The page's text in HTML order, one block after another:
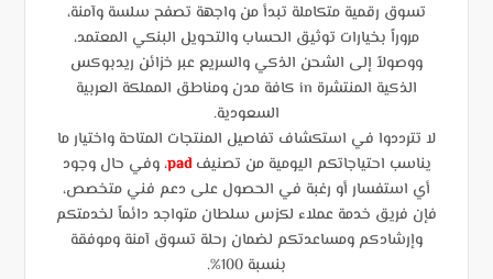
تسوق رقمية متكاملة تبدأ من واجهة تصفح سلسة وآمنة،
مروراً بخيارات توثيق الحساب والتحويل البنكي المعتمد،
ووصولاً إلى الشحن الذكي والسريع عبر خزائن ريدبوكس
الذكية المنتشرة in كافة مدن ومناطق المملكة العربية
السعودية.
لا تترددوا في استكشاف تفاصيل المنتجات المتاحة واختيار ما
يناسب احتياجاتكم اليومية من تصنيفpad، وفي حال وجود
أي استفسار أو رغبة في الحصول على دعم فني متخصص،
فإن فريق خدمة عملاء لكزس سلطان متواجد دائماً لخدمتكم
وإرشادكم ومساعدتكم لضمان رحلة تسوق آمنة وموفقة
بنسبة 100%.